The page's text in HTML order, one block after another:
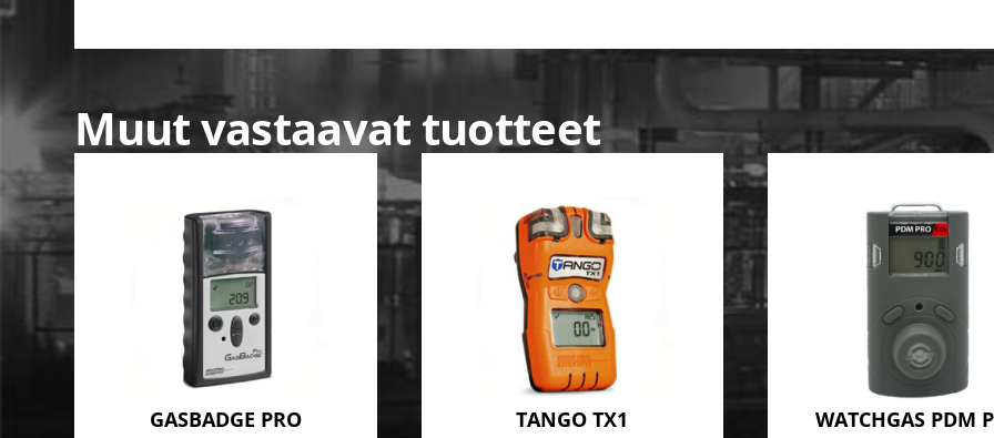
Muut vastaavat tuotteet
GASBADGE PRO TANGO TX1
WATCHGAS PDM